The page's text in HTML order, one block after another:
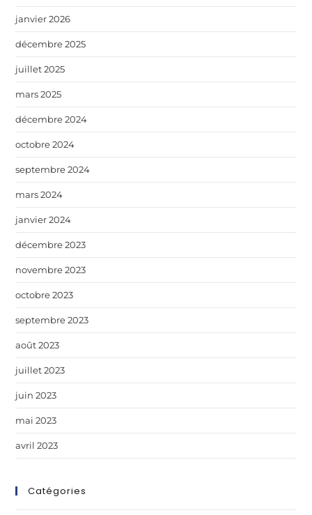
janvier 2026
décembre 2025
juillet 2025
mars 2025
décembre 2024
octobre 2024
septembre 2024
mars 2024
janvier 2024
décembre 2023
novembre 2023
octobre 2023
septembre 2023
août 2023
juillet 2023
juin 2023
mai 2023
avril 2023
Catégories